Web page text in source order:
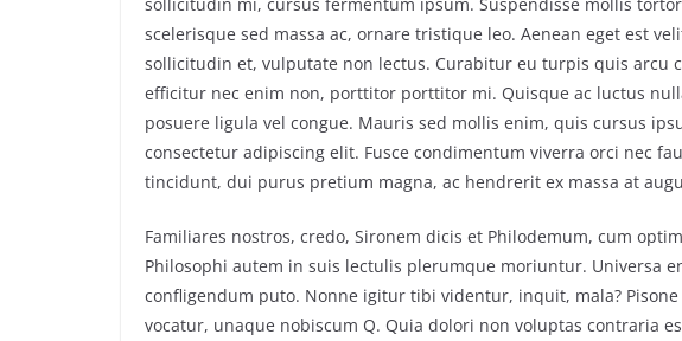
scelerisque sed massa ac, ornare tristique leo. Aenean eget est
sollicitudin et, vulputate non lectus. Curabitur eu turpis quis arcu
efficitur nec enim non, porttitor porttitor mi. Quisque ac luctus
posuere ligula vel congue. Mauris sed mollis enim, quis cursus
consectetur adipiscing elit. Fusce condimentum viverra orci nec
tincidunt, dui purus pretium magna, ac hendrerit ex massa at
Familiares nostros, credo, Sironem dicis et Philodemum, cum
Philosophi autem in suis lectulis plerumque moriuntur. Universa
confligendum puto. Nonne igitur tibi videntur, inquit, mala?
vocatur, unaque nobiscum Q. Quia dolori non voluptas contraria